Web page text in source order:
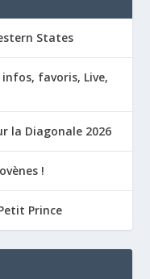
States
favoris, Live,
la Diagonale 2026
!
Prince